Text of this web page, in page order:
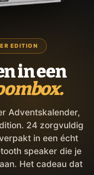
EDITION
in een
Adventskalender,
24 zorgvuldig
in een écht
speaker die je
Het cadeau dat